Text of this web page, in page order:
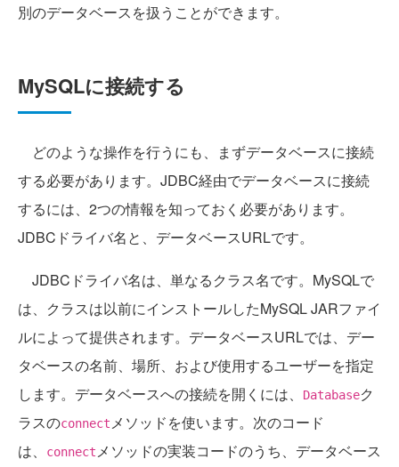
別のデータベースを扱うことができます。
MySQLに接続する
どのような操作を行うにも、まずデータベースに接続
する必要があります。JDBC経由でデータベースに接続
するには、2つの情報を知っておく必要があります。
JDBCドライバ名と、データベースURLです。
JDBCドライバ名は、単なるクラス名です。MySQLで
は、クラスは以前にインストールしたMySQL JARファイ
ルによって提供されます。データベースURLでは、デー
タベースの名前、場所、および使用するユーザーを指定
します。データベースへの接続を開くには、
Databaseク
ラスのconnectメソッドを使います。次のコード
は、
connectメソッドの実装コードのうち、データベース